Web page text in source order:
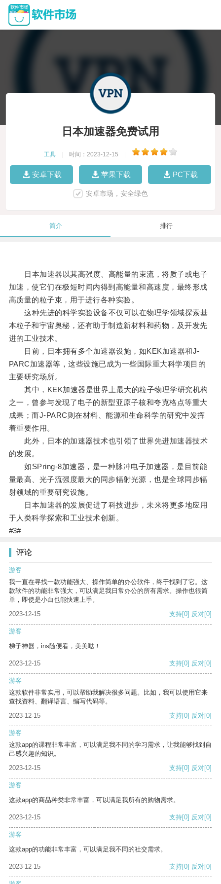
日本加速器免费试用
工具 时间：2023-12-15
安卓下载 苹果下载 PC下载
安卓市场，安全绿色
简介 排行
日本加速器以其高强度、高能量的束流，将质子或电子
加速，使它们在极短时间内得到高能量和高速度，最终形成
高质量的粒子束，用于进行各种实验。
这种先进的科学实验设备不仅可以在物理学领域探索基
本粒子和宇宙奥秘，还有助于制造新材料和药物，及开发先
进的工业技术。
目前，日本拥有多个加速器设施，如KEK加速器和J-
PARC加速器等，这些设施已成为一些国际重大科学项目的
主要研究场所。
其中，KEK加速器是世界上最大的粒子物理学研究机构
之一，曾参与发现了电子的新型亚原子核和夸克格点等重大
成果；而J-PARC则在材料、能源和生命科学的研究中发挥
着重要作用。
此外，日本的加速器技术也引领了世界先进加速器技术
的发展。
如SPring-8加速器，是一种脉冲电子加速器，是目前能
量最高、光子流强度最大的同步辐射光源，也是全球同步辐
射领域的重要研究设施。
日本加速器的发展促进了科技进步，未来将更多地应用
于人类科学探索和工业技术创新。
#3#
评论
游客
我一直在寻找一款功能强大、操作简单的办公软件，终于找到了它。这
款软件的功能非常强大，可以满足我日常办公的所有需求。操作也很简
单，即使是小白也能快速上手。
2023-12-15
支持[0] 反对[0]
游客
梯子神器，ins随便看，美美哒！
2023-12-15 支持[0] 反对[0]
游客
这款软件非常实用，可以帮助我解决很多问题。比如，我可以使用它来
查找资料、翻译语言、编写代码等。
2023-12-15
支持[0] 反对[0]
游客
这款app的课程非常丰富，可以满足我不同的学习需求，让我能够找到自
己感兴趣的知识。
2023-12-15
支持[0] 反对[0]
游客
这款app的商品种类非常丰富，可以满足我所有的购物需求。
2023-12-15 支持[0] 反对[0]
游客
这款app的功能非常丰富，可以满足我不同的社交需求。
2023-12-15 支持[0] 反对[0]